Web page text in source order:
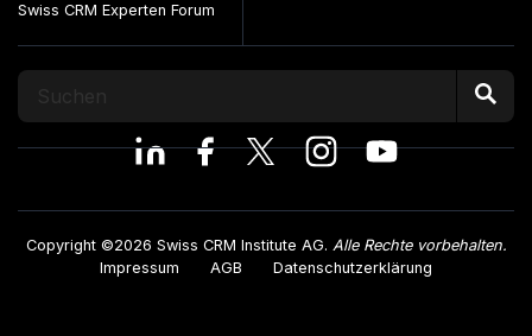
Swiss CRM Experten Forum
Copyright ©2026 Swiss CRM Institute AG. Alle Rechte vorbehalten.
Impressum
AGB Datenschutzerklärung